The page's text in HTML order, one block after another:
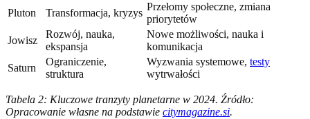
Pluton
Transformacja, kryzys
Przełomy społeczne, zmiana
priorytetów
Jowisz
Rozwój, nauka,
ekspansja
Nowe możliwości, nauka i
komunikacja
Saturn
Ograniczenie,
struktura
Wyzwania systemowe, testy
wytrwałości
Tabela 2: Kluczowe tranzyty planetarne w 2024. Źródło:
Opracowanie własne na podstawie citymagazine.si.